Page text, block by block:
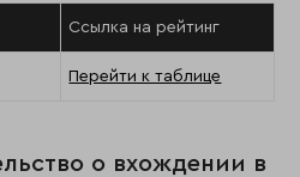
Ссылка на рейтинг
Перейти к таблице
о вхождении в